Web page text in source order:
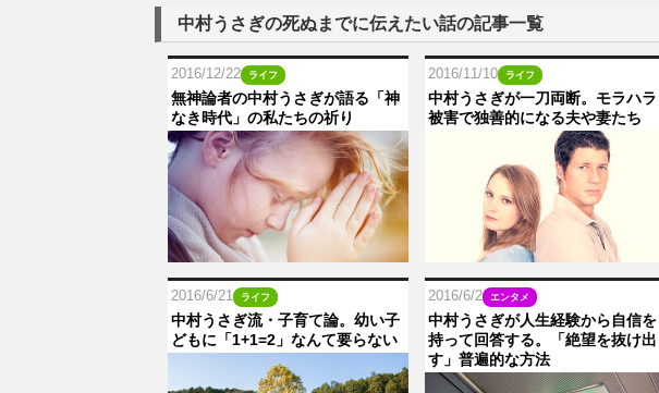
中村うさぎの死ぬまでに伝えたい話の記事一覧
2016/12/22 ライフ
無神論者の中村うさぎが語る「神
なき時代」の私たちの祈り
2016/11/10 ライフ
中村うさぎが一刀両断。モラハラ
被害で独善的になる夫や妻たち
2016/6/21 ライフ
中村うさぎ流・子育て論。幼い子
どもに「1+1=2」なんて要らない
2016/6/2 エンタメ
中村うさぎが人生経験から自信を
持って回答する。「絶望を抜け出
す」普遍的な方法